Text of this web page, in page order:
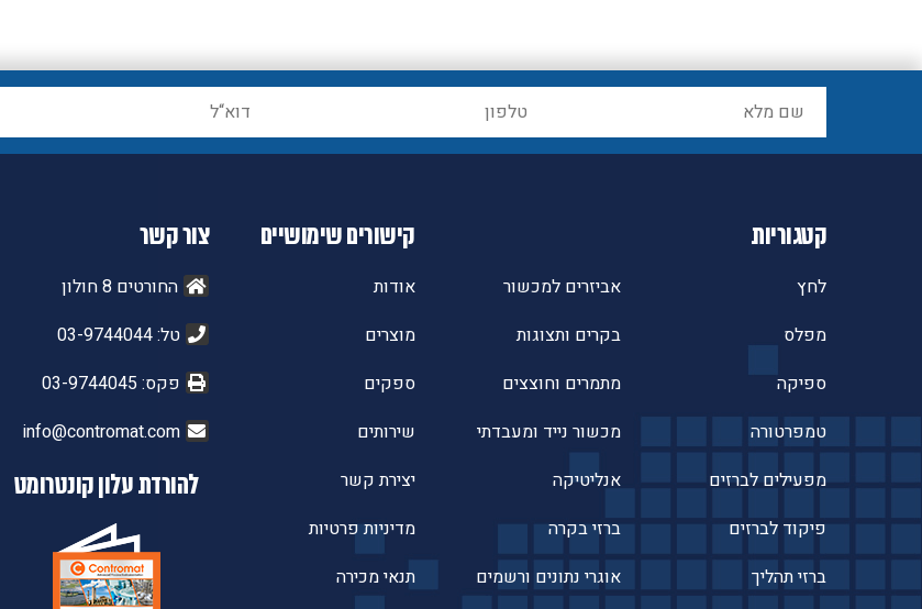
קטגוריות
לחץ
מפלס
ספיקה
טמפרטורה
מפעילים לברזים
פיקוד לברזים
ברזי תהליך
אביזרים למכשור
בקרים ותצוגות
מתמרים וחוצצים
מכשור נייד ומעבדתי
אנליטיקה
ברזי בקרה
אוגרי נתונים ורשמים
קישורים שימושיים
אודות
מוצרים
ספקים
שירותים
יצירת קשר
מדיניות פרטיות
תנאי מכירה
צור קשר
החורטים 8 חולון
טל: 03-9744044
פקס: 03-9744045
info@contromat.com
להורדת עלון קונטרומט